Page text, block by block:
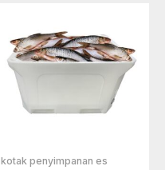
kotak penyimpanan es